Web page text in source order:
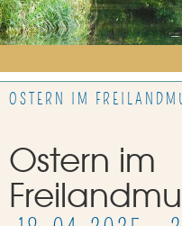
OSTERN IM
Ostern im